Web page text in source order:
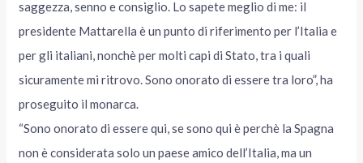
saggezza, senno e consiglio. Lo sapete meglio di me: il
presidente Mattarella è un punto di riferimento per l’Italia e
per gli italiani, nonchè per molti capi di Stato, tra i quali
sicuramente mi ritrovo. Sono onorato di essere tra loro”, ha
proseguito il monarca.
“Sono onorato di essere qui, se sono qui è perchè la Spagna
non è considerata solo un paese amico dell’Italia, ma un